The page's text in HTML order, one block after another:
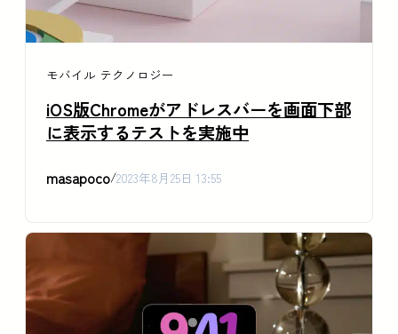
モバイル テクノロジー
iOS版Chromeがアドレスバーを画面下部
に表示するテストを実施中
masapoco/2023年8月25日 13:55